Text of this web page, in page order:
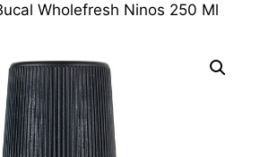
Wholefresh Ninos 250 Ml